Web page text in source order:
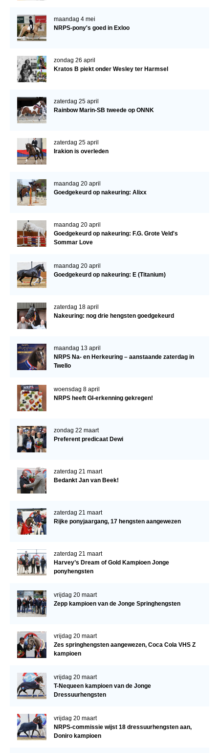
Verrichtingsonderzoek 2025-2026
Verrichtingsonderzoek 2023-2024
Verrichtingsonderzoek 2020-2021
Sport
Paard te koop
Inloggen
CONTACT
Regio Noord
Regio Midden
Bestuur Regio West
Bestuur Regio Zuid
Word vrijiwilliger
KALENDER
Evenementen
maandag 4 mei
NRPS-pony's goed in Exloo
zondag 26 april
Kratos B piekt onder Wesley ter Harmsel
zaterdag 25 april
Rainbow Marin-SB tweede op ONNK
zaterdag 25 april
Irakion is overleden
maandag 20 april
Goedgekeurd op nakeuring: Alixx
maandag 20 april
Goedgekeurd op nakeuring: F.G. Grote Veld's
Sommar Love
maandag 20 april
Goedgekeurd op nakeuring: E (Titanium)
zaterdag 18 april
Nakeuring: nog drie hengsten goedgekeurd
maandag 13 april
NRPS Na- en Herkeuring – aanstaande zaterdag in
Twello
woensdag 8 april
NRPS heeft GI-erkenning gekregen!
zondag 22 maart
Preferent predicaat Dewi
zaterdag 21 maart
Bedankt Jan van Beek!
zaterdag 21 maart
Rijke ponyjaargang, 17 hengsten aangewezen
zaterdag 21 maart
Harvey’s Dream of Gold Kampioen Jonge
ponyhengsten
vrijdag 20 maart
Zepp kampioen van de Jonge Springhengsten
vrijdag 20 maart
Zes springhengsten aangewezen, Coca Cola VHS Z
kampioen
vrijdag 20 maart
T-Nequeen kampioen van de Jonge
Dressuurhengsten
vrijdag 20 maart
NRPS-commissie wijst 18 dressuurhengsten aan,
Doniro kampioen